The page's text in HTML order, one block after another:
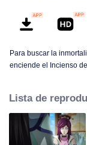
Para buscar la
enciende el Incienso
con numerosas tramas
alegría.
Lista de